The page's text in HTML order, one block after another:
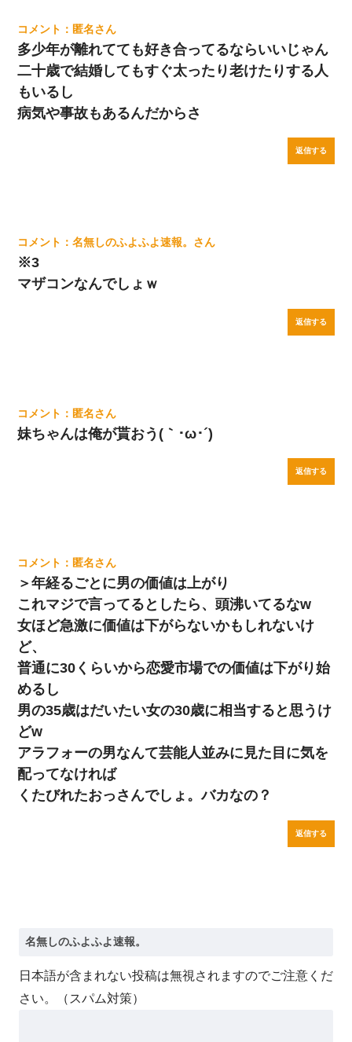
匿名
多少年が離れてても好き合ってるならいいじゃん
二十歳で結婚してもすぐ太ったり老けたりする人
もいるし
病気や事故もあるんだからさ
返信する
名無しのふよふよ速報。
※3
マザコンなんでしょｗ
返信する
匿名
妹ちゃんは俺が貰おう(｀･ω･´)ゞ
返信する
匿名
＞年経るごとに男の価値は上がり
これマジで言ってるとしたら、頭沸いてるなw
女ほど急激に価値は下がらないかもしれないけ
ど、
普通に30くらいから恋愛市場での価値は下がり始
めるし
男の35歳はだいたい女の30歳に相当すると思うけ
どw
アラフォーの男なんて芸能人並みに見た目に気を
配ってなければ
くたびれたおっさんでしょ。バカなの？
返信する
日本語が含まれない投稿は無視されますのでご注意くだ
さい。（スパム対策）